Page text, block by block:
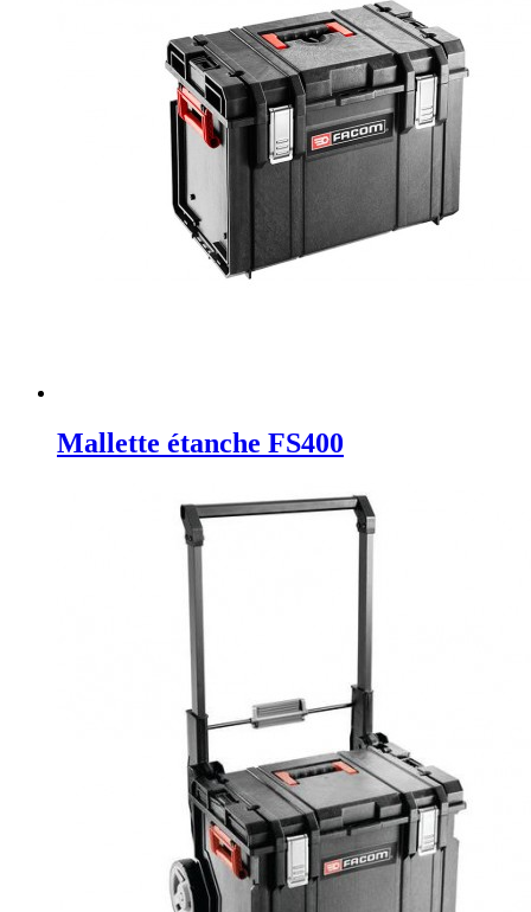
Mallette étanche FS400